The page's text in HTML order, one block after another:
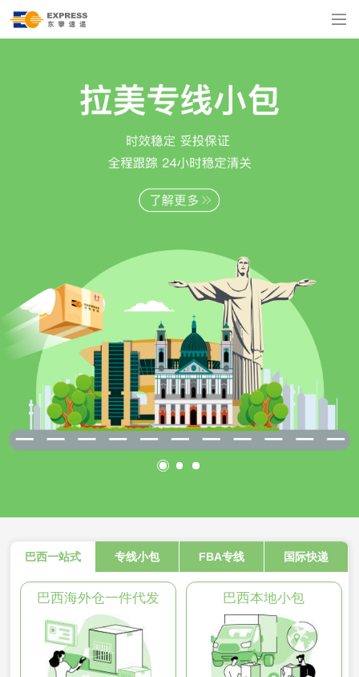
巴西一站式 专线小包 FBA专线 国际快递
巴西海外仓一件代发 巴西本地小包